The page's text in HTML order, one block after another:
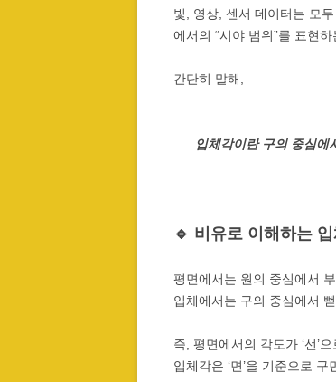
빛, 영상, 센서 데이터는 모
에서의 “시야 범위”를 표현하
간단히 말해,
입체각이란 구의 중심에
🔹 비유로 이해하는
평면에서는 원의 중심에서
입체에서는 구의 중심에서
즉, 평면에서의 각도가 ‘선’
입체각은 ‘면’을 기준으로